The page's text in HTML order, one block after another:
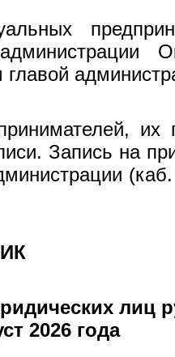
их
Запись на
лиц
2026 года